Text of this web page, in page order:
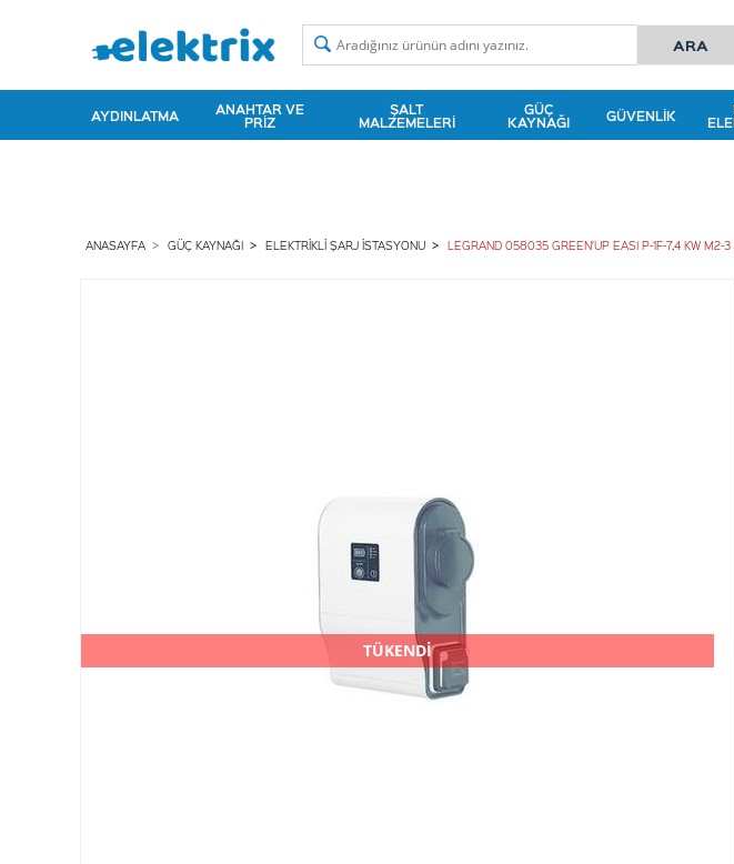
AYDINLATMA ANAHTAR VE
PRIZ
ŞALT
MALZEMELERI
GÜÇ
KAYNAĞI GÜVENLIK
ANASAYFA GÜÇ KAYNAĞI ELEKTRIKLI ŞARJ İSTASYONU LEGRAND 058035 GREEN'UP EASI P-1F-7,4 KW M2-
TÜKENDİ